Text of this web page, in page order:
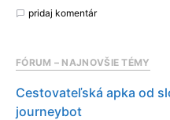
pridaj komentár
FÓRUM – NAJNOVŠIE TÉMY
Cestovateľská apka od
journeybot